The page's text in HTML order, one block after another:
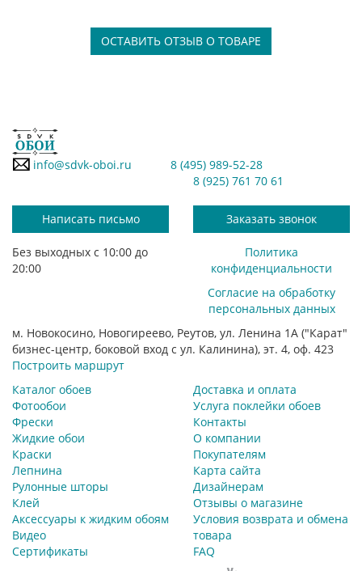
ОСТАВИТЬ ОТЗЫВ О ТОВАРЕ
info@sdvk-oboi.ru
8 (495) 989-52-28
8 (925) 761 70 61
Написать письмо Заказать звонок
Без выходных с 10:00 до
20:00
Политика
конфиденциальности
Согласие на обработку
персональных данных
м. Новокосино, Новогиреево, Реутов, ул. Ленина 1А ("Карат"
бизнес-центр, боковой вход с ул. Калинина), эт. 4, оф. 423
Построить маршрут
Каталог обоев
Фотообои
Фрески
Жидкие обои
Краски
Лепнина
Рулонные шторы
Клей
Аксессуары к жидким обоям
Видео
Сертификаты
Доставка и оплата
Услуга поклейки обоев
Контакты
О компании
Покупателям
Карта сайта
Дизайнерам
Отзывы о магазине
Условия возврата и обмена
товара
FAQ